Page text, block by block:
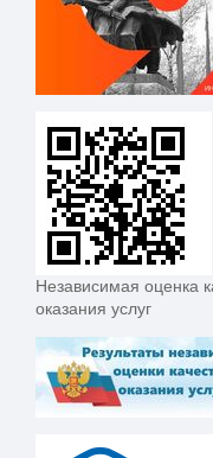
Независимая оценка
оказания услуг